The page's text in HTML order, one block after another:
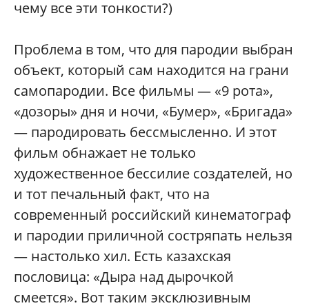
чему все эти тонкости?)
Проблема в том, что для пародии выбран
объект, который сам находится на грани
самопародии. Все фильмы — «9 рота»,
«дозоры» дня и ночи, «Бумер», «Бригада»
— пародировать бессмысленно. И этот
фильм обнажает не только
художественное бессилие создателей, но
и тот печальный факт, что на
современный российский кинематограф
и пародии приличной состряпать нельзя
— настолько хил. Есть казахская
пословица: «Дыра над дырочкой
смеется». Вот таким эксклюзивным